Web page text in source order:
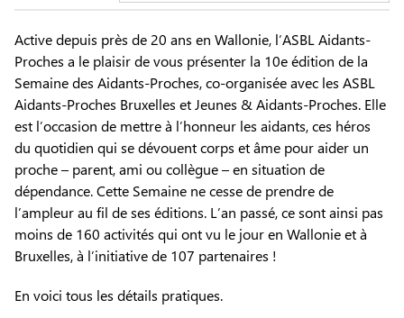
Active depuis près de 20 ans en Wallonie, l’ASBL Aidants-
Proches a le plaisir de vous présenter la 10e édition de la
Semaine des Aidants-Proches, co-organisée avec les ASBL
Aidants-Proches Bruxelles et Jeunes & Aidants-Proches. Elle
est l’occasion de mettre à l’honneur les aidants, ces héros
du quotidien qui se dévouent corps et âme pour aider un
proche – parent, ami ou collègue – en situation de
dépendance. Cette Semaine ne cesse de prendre de
l’ampleur au fil de ses éditions. L’an passé, ce sont ainsi pas
moins de 160 activités qui ont vu le jour en Wallonie et à
Bruxelles, à l’initiative de 107 partenaires !
En voici tous les détails pratiques.